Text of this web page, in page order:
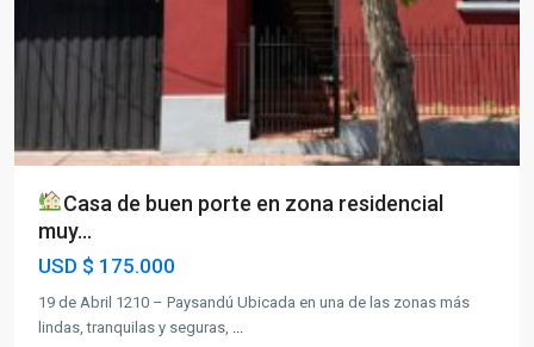
Casa de buen porte en zona residencial
muy...
USD $ 175.000
19 de Abril 1210 – Paysandú Ubicada en una de las zonas más
lindas, tranquilas y seguras, ...